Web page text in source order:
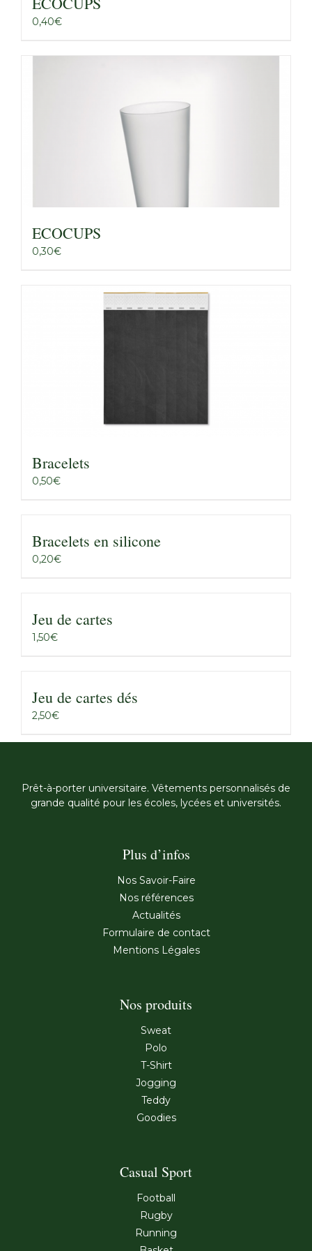
0,40€
ECOCUPS
0,30€
Bracelets
0,50€
Bracelets en silicone
0,20€
Jeu de cartes
1,50€
Jeu de cartes dés
2,50€
Prêt-à-porter universitaire. Vêtements personnalisés de
grande qualité pour les écoles, lycées et universités.
Plus d’infos
Nos Savoir-Faire
Nos références
Actualités
Formulaire de contact
Mentions Légales
Nos produits
Sweat
Polo
T-Shirt
Jogging
Teddy
Goodies
Casual Sport
Football
Rugby
Running